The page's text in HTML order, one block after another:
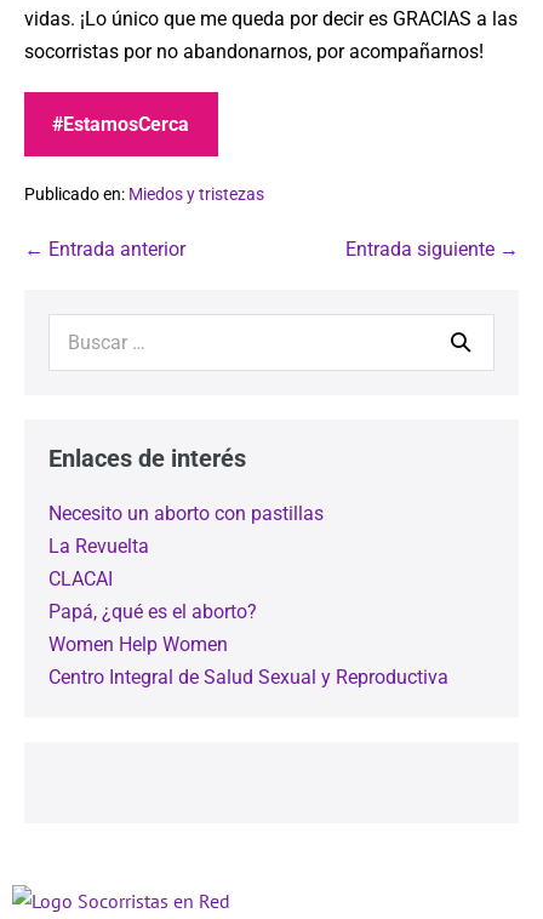
vidas. ¡Lo único que me queda por decir es GRACIAS a las
socorristas por no abandonarnos, por acompañarnos!
#EstamosCerca
Publicado en: Miedos y tristezas
← Entrada anterior Entrada siguiente →
Enlaces de interés
Necesito un aborto con pastillas
La Revuelta
CLACAI
Papá, ¿qué es el aborto?
Women Help Women
Centro Integral de Salud Sexual y Reproductiva